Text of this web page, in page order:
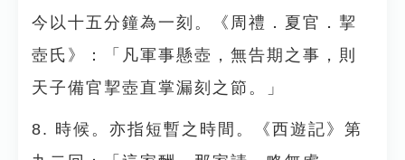
今以十五分鐘為一刻。《周禮．夏官．挈
壺氏》：「凡軍事懸壺，無告期之事，則
天子備官挈壺直掌漏刻之節。」
8. 時候。亦指短暫之時間。《西遊記》第